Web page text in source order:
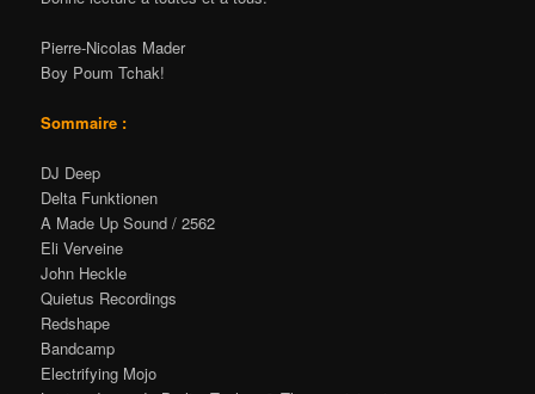
Pierre-Nicolas Mader
Boy Poum Tchak!
Sommaire :
DJ Deep
Delta Funktionen
A Made Up Sound / 2562
Eli Verveine
John Heckle
Quietus Recordings
Redshape
Bandcamp
Electrifying Mojo